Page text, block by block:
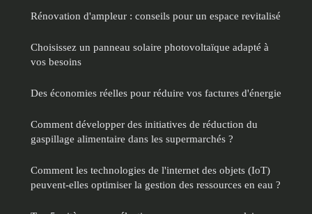
Rénovation d'ampleur : conseils pour un espace revitalisé
Choisissez un panneau solaire photovoltaïque adapté à
vos besoins
Des économies réelles pour réduire vos factures d'énergie
Comment développer des initiatives de réduction du
gaspillage alimentaire dans les supermarchés ?
Comment les technologies de l'internet des objets (IoT)
peuvent-elles optimiser la gestion des ressources en eau ?